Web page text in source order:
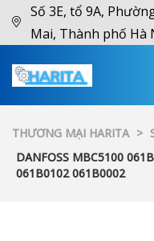
Số 3E, tổ 9A,
Mai, Thành phố Hà
THƯƠNG MẠI HARITA >
DANFOSS MBC5100
061B0102 061B0002